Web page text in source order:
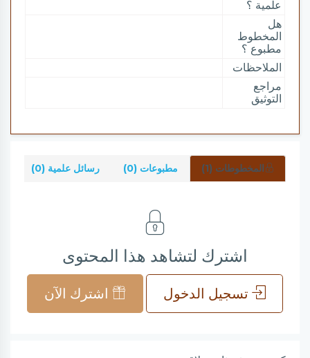
علمية ؟
هل
المخطوط
مطبوع ؟
الملاحظات
مراجع
التوثيق
المخطوطات (1) مطبوعات (0) رسائل علمية (0)
اشترك لتشاهد هذا المحتوى
تسجيل الدخول اشترك الآن